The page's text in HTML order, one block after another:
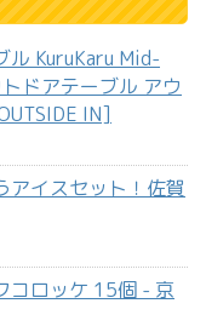
ル KuruKaru Mid-
ドアテーブル アウ
IN]
アイスセット！佐賀
コロッケ 15個 - 京